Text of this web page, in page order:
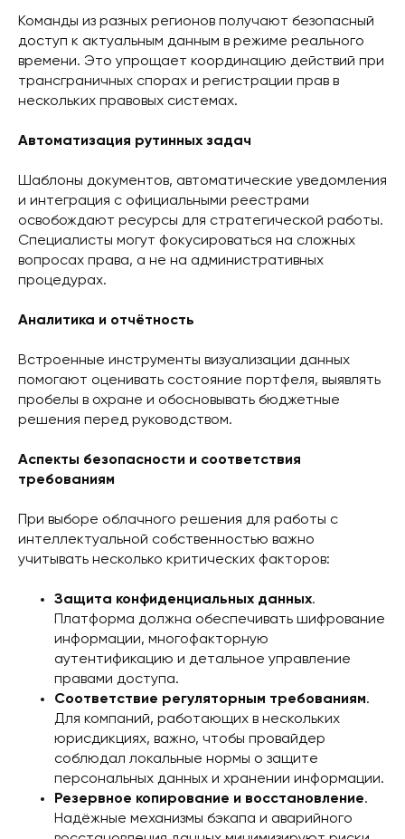
Команды из разных регионов получают безопасный
доступ к актуальным данным в режиме реального
времени. Это упрощает координацию действий при
трансграничных спорах и регистрации прав в
нескольких правовых системах.
Автоматизация рутинных задач
Шаблоны документов, автоматические уведомления
и интеграция с официальными реестрами
освобождают ресурсы для стратегической работы.
Специалисты могут фокусироваться на сложных
вопросах права, а не на административных
процедурах.
Аналитика и отчётность
Встроенные инструменты визуализации данных
помогают оценивать состояние портфеля, выявлять
пробелы в охране и обосновывать бюджетные
решения перед руководством.
Аспекты безопасности и соответствия
требованиям
При выборе облачного решения для работы с
интеллектуальной собственностью важно
учитывать несколько критических факторов:
Защита конфиденциальных данных.
Платформа должна обеспечивать шифрование
информации, многофакторную
аутентификацию и детальное управление
правами доступа.
Соответствие регуляторным требованиям.
Для компаний, работающих в нескольких
юрисдикциях, важно, чтобы провайдер
соблюдал локальные нормы о защите
персональных данных и хранении информации.
Резервное копирование и восстановление.
Надёжные механизмы бэкапа и аварийного